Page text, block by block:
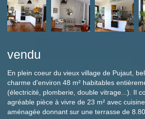
vendu
En plein coeur du vieux village de Pujaut,
charme d'environ 48 m² habitables
(électricité, plomberie, double vitrage...). Il
agréable pièce à vivre de 23 m² avec
aménagée donnant sur une terrasse de